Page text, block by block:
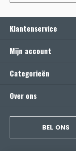
Klantenservice
Mijn account
Categorieën
Over ons
BEL ONS